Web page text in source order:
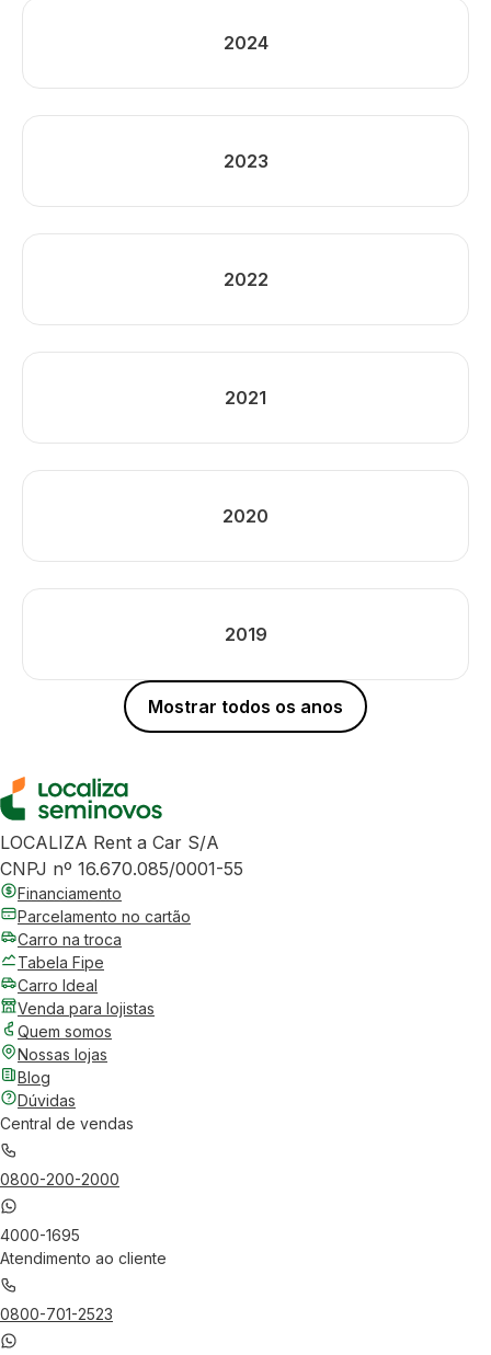
2024
2023
2022
2021
2020
2019
Mostrar todos os anos
LOCALIZA Rent a Car S/A
CNPJ nº 16.670.085/0001-55
Financiamento
Parcelamento no cartão
Carro na troca
Tabela Fipe
Carro Ideal
Venda para lojistas
Quem somos
Nossas lojas
Blog
Dúvidas
Central de vendas
0800-200-2000
4000-1695
Atendimento ao cliente
0800-701-2523